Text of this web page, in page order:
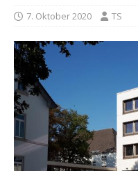
7. Oktober 2020 TS